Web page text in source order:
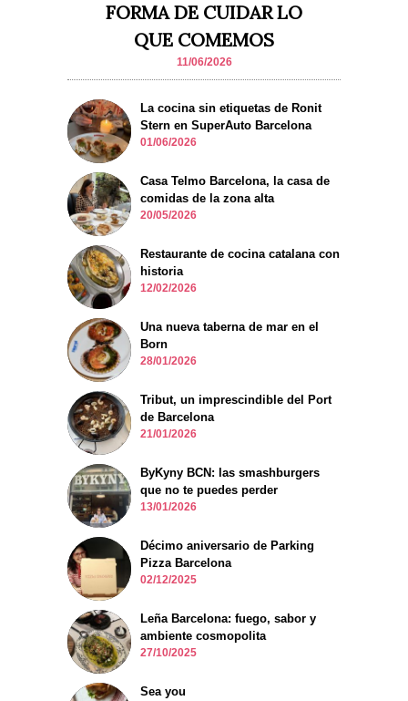
FORMA DE CUIDAR LO
QUE COMEMOS
11/06/2026
La cocina sin etiquetas de Ronit
Stern en SuperAuto Barcelona
01/06/2026
Casa Telmo Barcelona, la casa de
comidas de la zona alta
20/05/2026
Restaurante de cocina catalana con
historia
12/02/2026
Una nueva taberna de mar en el
Born
28/01/2026
Tribut, un imprescindible del Port
de Barcelona
21/01/2026
ByKyny BCN: las smashburgers
que no te puedes perder
13/01/2026
Décimo aniversario de Parking
Pizza Barcelona
02/12/2025
Leña Barcelona: fuego, sabor y
ambiente cosmopolita
27/10/2025
Sea you